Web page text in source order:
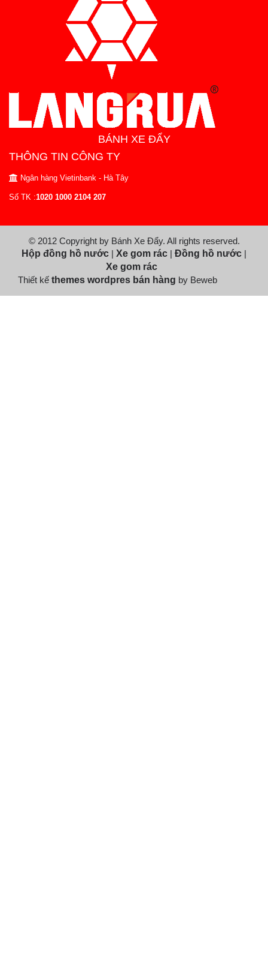
BÁNH XE ĐẨY
THÔNG TIN CÔNG TY
Ngân hàng Vietinbank - Hà Tây
Số TK :1020 1000 2104 207
© 2012 Copyright by Bánh Xe Đẩy. All rights reserved.
Hộp đồng hồ nước | Xe gom rác | Đồng hồ nước |
Xe gom rác
Thiết kế themes wordpres bán hàng by Beweb